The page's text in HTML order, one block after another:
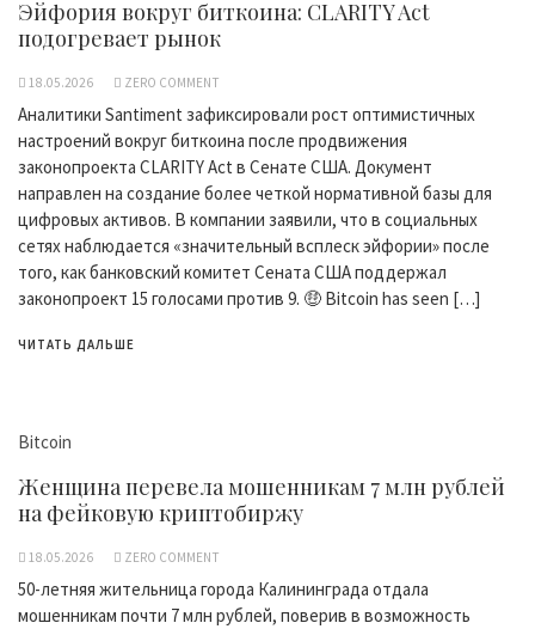
Эйфория вокруг биткоина: CLARITY Act
подогревает рынок
18.05.2026 ZERO COMMENT
Аналитики Santiment зафиксировали рост оптимистичных
настроений вокруг биткоина после продвижения
законопроекта CLARITY Act в Сенате США. Документ
направлен на создание более четкой нормативной базы для
цифровых активов. В компании заявили, что в социальных
сетях наблюдается «значительный всплеск эйфории» после
того, как банковский комитет Сената США поддержал
законопроект 15 голосами против 9. 🤑 Bitcoin has seen […]
ЧИТАТЬ ДАЛЬШЕ
Bitcoin
Женщина перевела мошенникам 7 млн рублей
на фейковую криптобиржу
18.05.2026 ZERO COMMENT
50-летняя жительница города Калининграда отдала
мошенникам почти 7 млн рублей, поверив в возможность